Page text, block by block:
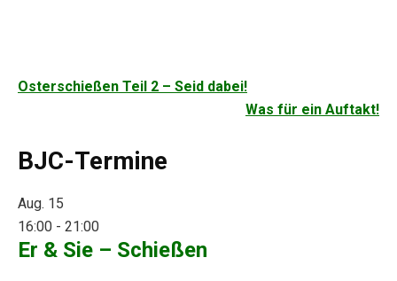
Beitragsnavigation
Osterschießen Teil 2 – Seid dabei!
Was für ein Auftakt!
BJC-Termine
Aug. 15
16:00 - 21:00
Er & Sie – Schießen